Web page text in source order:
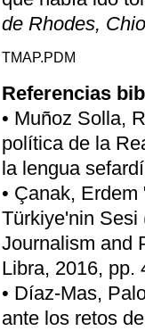
de Rhodes,
TMAP.PDM
Referencias
• Muñoz Solla,
política de la
la lengua
• Çanak,
Türkiye'nin Sesi
Journalism and
Libra, 2016, pp.
• Díaz-Mas,
ante los retos